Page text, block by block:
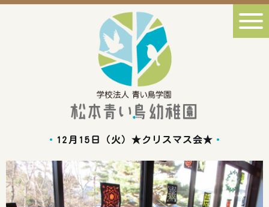
12月15日（火）★クリスマス会★